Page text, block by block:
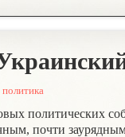
политика
политических
почти